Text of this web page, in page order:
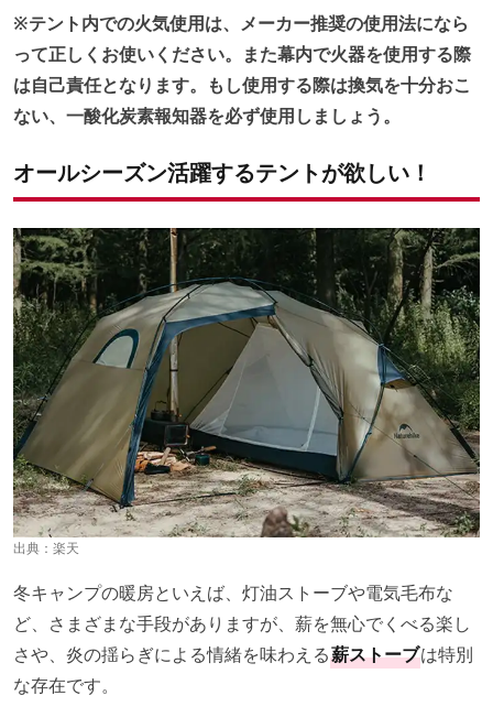
8｜Naturehike「The hills SOLO」45,990円
9｜Mt.SUMI「ロイス ST」62,700円
※テント内での火気使用は、メーカー推奨の使用法になら
って正しくお使いください。また幕内で火器を使用する際
は自己責任となります。もし使用する際は換気を十分おこ
ない、一酸化炭素報知器を必ず使用しましょう。
オールシーズン活躍するテントが欲しい！
出典： 楽天
冬キャンプの暖房といえば、灯油ストーブや電気毛布な
ど、さまざまな手段がありますが、薪を無心でくべる楽し
さや、炎の揺らぎによる情緒を味わえる薪ストーブは特別
な存在です。